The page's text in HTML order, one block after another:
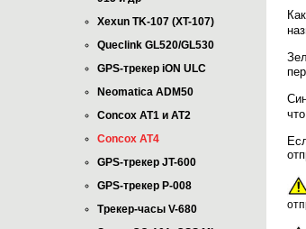
Xexun TK-107 (XT-107)
Queclink GL520/GL530
GPS-трекер iON ULC
Neomatica ADM50
Concox AT1 и AT2
Concox AT4
GPS-трекер JT-600
GPS-трекер P-008
Трекер-часы V-680